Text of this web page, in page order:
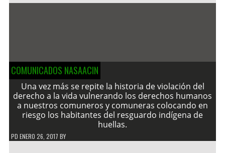
COMUNICADOS NASAACIN
Una vez más se repite la historia de violación del
derecho a la vida vulnerando los derechos humanos
a nuestros comuneros y comuneras colocando en
riesgo los habitantes del resguardo indígena de
huellas.
PD ENERO 26, 2017 BY